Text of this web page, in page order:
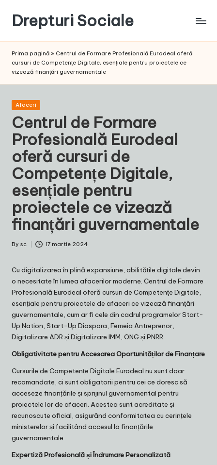
content
Drepturi Sociale
Sociale:
Vocea
Noastră!
Prima pagină » Centrul de Formare Profesională Eurodeal oferă
cursuri de Competențe Digitale, esențiale pentru proiectele ce
vizează finanțări guvernamentale
Posted
Afaceri
Centrul de Formare
Profesională Eurodeal
oferă cursuri de
Competențe Digitale,
esențiale pentru
proiectele ce vizează
finanțări guvernamentale
Posted
By sc 17 martie 2024
Cu digitalizarea în plină expansiune, abilitățile digitale devin
o necesitate în lumea afacerilor moderne. Centrul de Formare
Profesională Eurodeal oferă cursuri de Competențe Digitale,
esențiale pentru proiectele de afaceri ce vizează finanțări
guvernamentale, cum ar fi cele din cadrul programelor Start-
Up Nation, Start-Up Diaspora, Femeia Antreprenor,
Digitalizare ADR și Digitalizare IMM, ONG și PNRR.
Obligativitate pentru Accesarea Oportunităților de Finanțare
Cursurile de Competențe Digitale Eurodeal nu sunt doar
recomandate, ci sunt obligatorii pentru cei ce doresc să
acceseze finanțările și sprijinul guvernamental pentru
proiectele lor de afaceri. Acestea sunt acreditate și
recunoscute oficial, asigurând conformitatea cu cerințele
ministerelor și facilitând accesul la finanțările
guvernamentale.
Expertiză Profesională și Îndrumare Personalizată